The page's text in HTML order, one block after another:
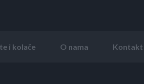
i kolače O nama Kontakt